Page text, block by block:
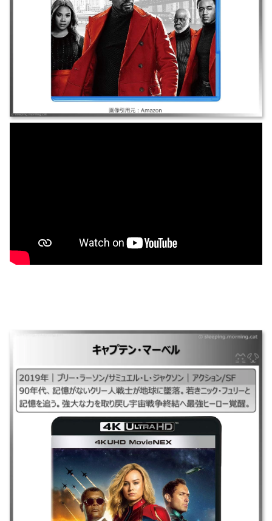
｜#キャプテン・マーベル#キャプテンマーベル## ｜2019年｜ブリー・ラ
ーソン/サミュエル・L・ジャクソン｜アクション/SF ｜90年代、記憶がな
いクリー人戦士が地球に墜落。若きニック・フュリーと記憶を追う。強大
な力を取り戻し宇宙戦争終結へ最強ヒーロー覚醒。